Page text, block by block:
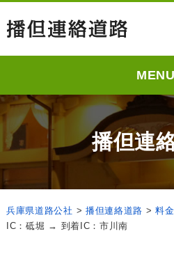
MENU
播但連
兵庫県道路公社 > 播但連絡道路 >料
IC：砥堀 → 到着IC：市川南